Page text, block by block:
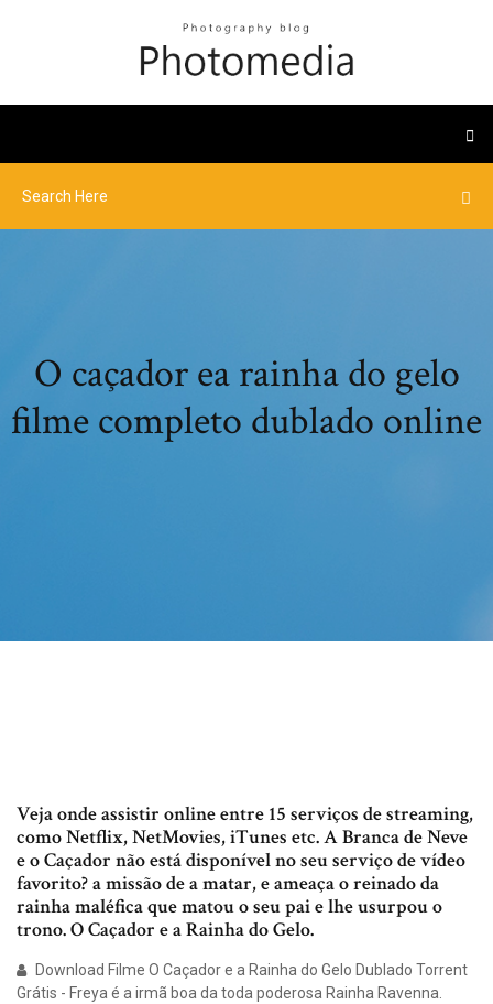
O caçador ea rainha do gelo
filme completo dublado online
Veja onde assistir online entre 15 serviços de streaming,
como Netflix, NetMovies, iTunes etc. A Branca de Neve
e o Caçador não está disponível no seu serviço de vídeo
favorito? a missão de a matar, e ameaça o reinado da
rainha maléfica que matou o seu pai e lhe usurpou o
trono. O Caçador e a Rainha do Gelo.
Download Filme O Caçador e a Rainha do Gelo Dublado Torrent
Grátis - Freya é a irmã boa da toda poderosa Rainha Ravenna.